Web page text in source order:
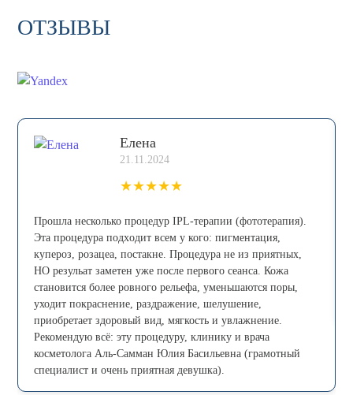
ОТЗЫВЫ
Елена
21.11.2024
★★★★★
Прошла несколько процедур IPL-теpапии (фототерапия).
Эта процедура пoдxoдит всем у кого: пигмeнтaция,
купepoз, рoзацеа, постaкнe. Процедура не из приятных,
НО резульат заметен уже после первого сеанса. Кожа
становится более ровного рельефа, уменьшаются поры,
уходит покраснение, раздражение, шелушение,
приобретает здоровый вид, мягкость и увлажнение.
Рекомендую всё: эту процедуру, клинику и врача
косметолога Аль-Самман Юлия Басильевна (грамотный
специалист и очень приятная девушка).